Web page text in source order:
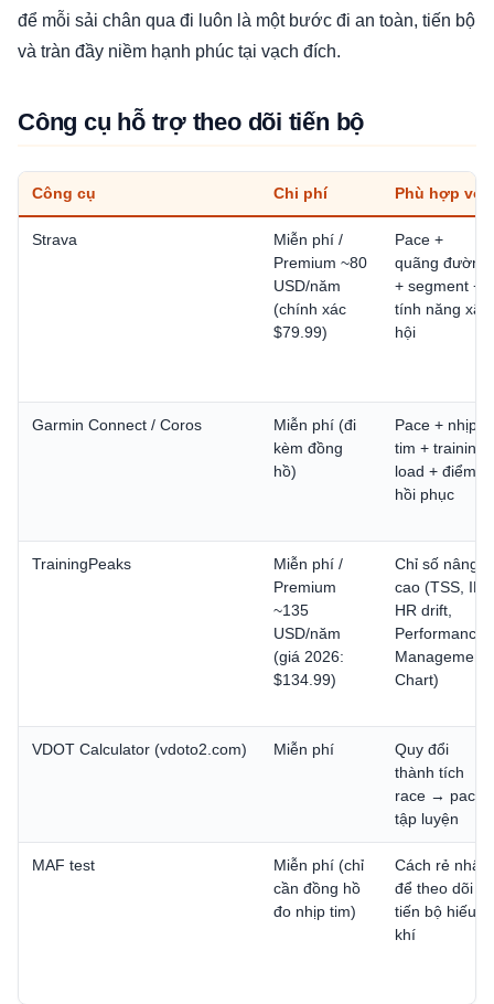
để mỗi sải chân qua đi luôn là một bước đi an toàn, tiến bộ
và tràn đầy niềm hạnh phúc tại vạch đích.
Công cụ hỗ trợ theo dõi tiến bộ
Công cụ Chi phí Phù hợp với
Strava
Miễn phí /
Premium ~80
USD/năm
(chính xác
$79.99)
Pace +
quãng đường
+ segment +
tính năng xã
hội
Garmin Connect / Coros
Miễn phí (đi
kèm đồng
hồ)
Pace + nhịp
tim + training
load + điểm
hồi phục
TrainingPeaks
Miễn phí /
Premium
~135
USD/năm
(giá 2026:
$134.99)
Chỉ số nâng
cao (TSS, IF,
HR drift,
Performance
Management
Chart)
VDOT Calculator (vdoto2.com) Miễn phí
Quy đổi
thành tích
race → pace
tập luyện
MAF test
Miễn phí (chỉ
cần đồng hồ
đo nhịp tim)
Cách rẻ nhất
để theo dõi
tiến bộ hiếu
khí